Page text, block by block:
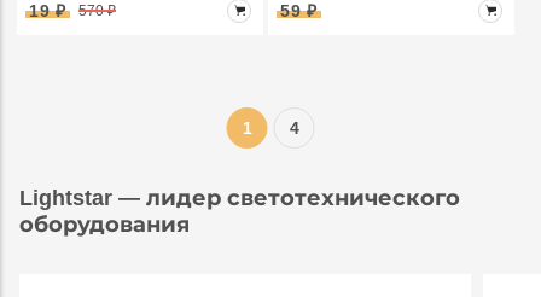
19 ₽ 570 ₽ 59 ₽
1 4
Lightstar — лидер светотехнического
оборудования